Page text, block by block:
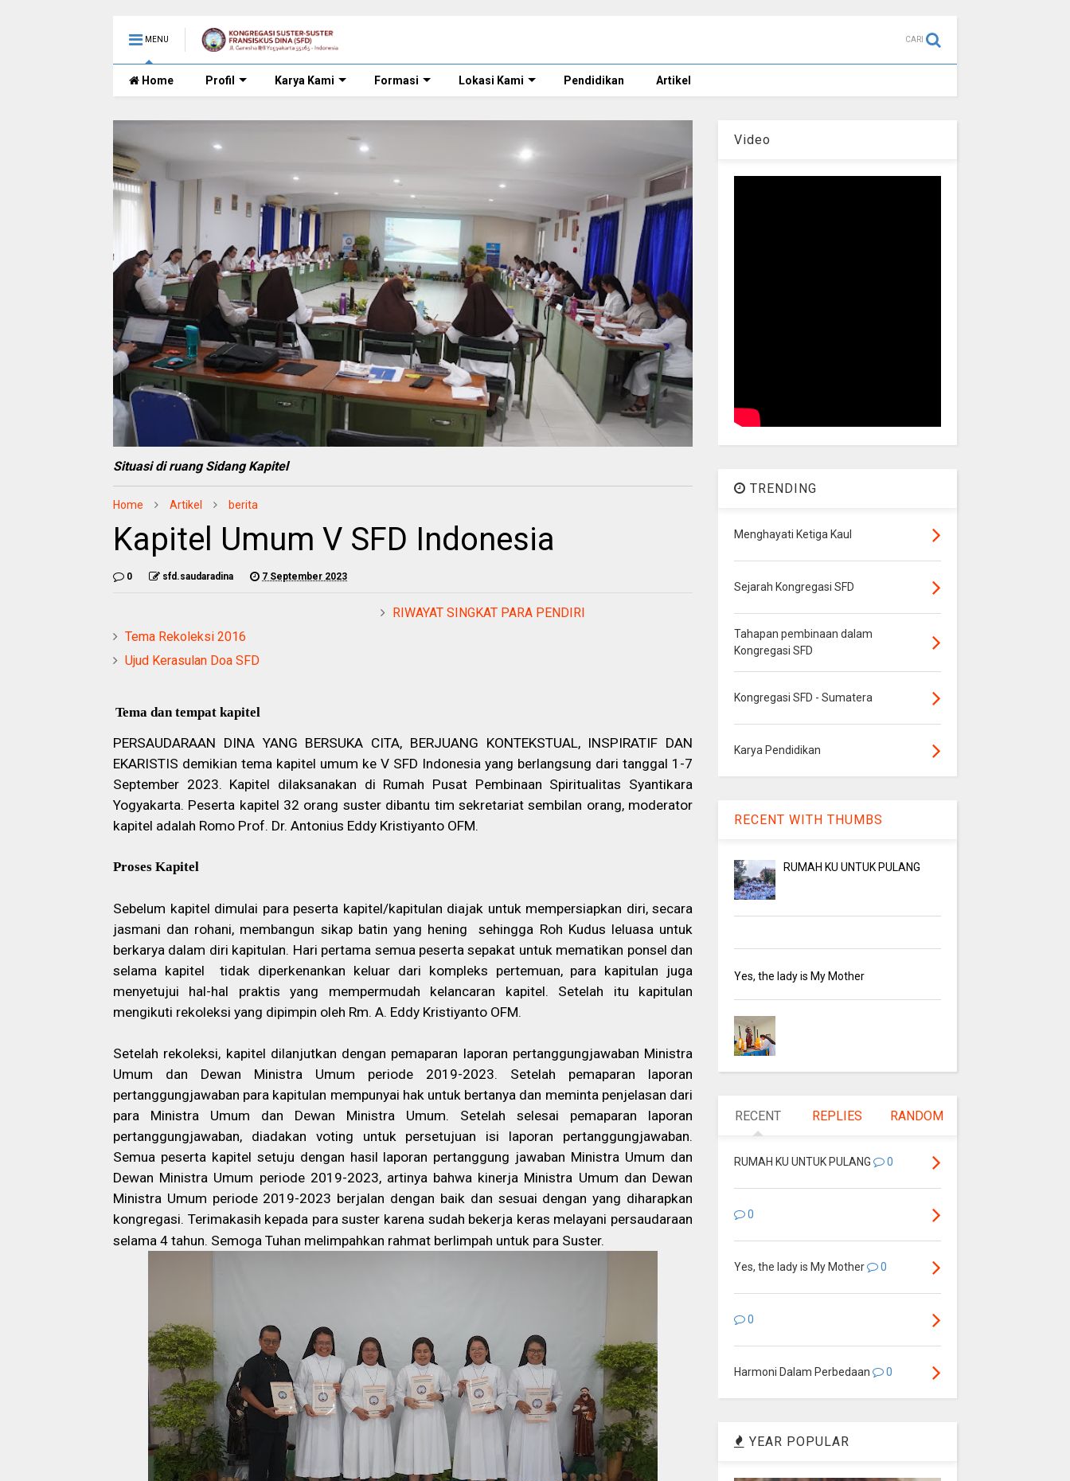
MENU CARI
Home Profil Karya Kami Formasi Lokasi Kami Pendidikan Artikel
Situasi di ruang Sidang Kapitel
Home Artikel berita
Kapitel Umum V SFD Indonesia
0 sfd.saudaradina 7 September 2023
RIWAYAT SINGKAT PARA PENDIRI
Tema Rekoleksi 2016
Ujud Kerasulan Doa SFD
Tema dan tempat kapitel
PERSAUDARAAN DINA YANG BERSUKA CITA, BERJUANG KONTEKSTUAL, INSPIRATIF DAN
EKARISTIS demikian tema kapitel umum ke V SFD Indonesia yang berlangsung dari tanggal 1-7
September 2023. Kapitel dilaksanakan di Rumah Pusat Pembinaan Spiritualitas Syantikara
Yogyakarta. Peserta kapitel 32 orang suster dibantu tim sekretariat sembilan orang, moderator
kapitel adalah Romo Prof. Dr. Antonius Eddy Kristiyanto OFM.
Proses Kapitel
Sebelum kapitel dimulai para peserta kapitel/kapitulan diajak untuk mempersiapkan diri, secara
jasmani dan rohani, membangun sikap batin yang hening
sehingga Roh Kudus leluasa untuk
berkarya dalam diri kapitulan. Hari pertama semua peserta sepakat untuk mematikan ponsel dan
selama kapitel
tidak diperkenankan keluar dari kompleks pertemuan, para kapitulan juga
menyetujui hal-hal praktis yang mempermudah kelancaran kapitel. Setelah itu kapitulan
mengikuti rekoleksi yang dipimpin oleh Rm. A. Eddy Kristiyanto OFM.
Setelah rekoleksi, kapitel dilanjutkan dengan pemaparan laporan pertanggungjawaban Ministra
Umum dan Dewan Ministra Umum periode 2019-2023. Setelah pemaparan laporan
pertanggungjawaban para kapitulan mempunyai hak untuk bertanya dan meminta penjelasan dari
para Ministra Umum dan Dewan Ministra Umum. Setelah selesai pemaparan laporan
pertanggungjawaban, diadakan voting untuk persetujuan isi laporan pertanggungjawaban.
Semua peserta kapitel setuju dengan hasil laporan pertanggung jawaban Ministra Umum dan
Dewan Ministra Umum periode 2019-2023, artinya bahwa kinerja Ministra Umum dan Dewan
Ministra Umum periode 2019-2023 berjalan dengan baik dan sesuai dengan yang diharapkan
kongregasi. Terimakasih kepada para suster karena sudah bekerja keras melayani persaudaraan
selama 4 tahun. Semoga Tuhan melimpahkan rahmat berlimpah untuk para Suster.
Video
TRENDING
Menghayati Ketiga Kaul
Sejarah Kongregasi SFD
Tahapan pembinaan dalam
Kongregasi SFD
Kongregasi SFD - Sumatera
Karya Pendidikan
RECENT WITH THUMBS
RUMAH KU UNTUK PULANG
Yes, the lady is My Mother
RECENT REPLIES RANDOM
RUMAH KU UNTUK PULANG 0
0
Yes, the lady is My Mother 0
0
Harmoni Dalam Perbedaan 0
YEAR POPULAR